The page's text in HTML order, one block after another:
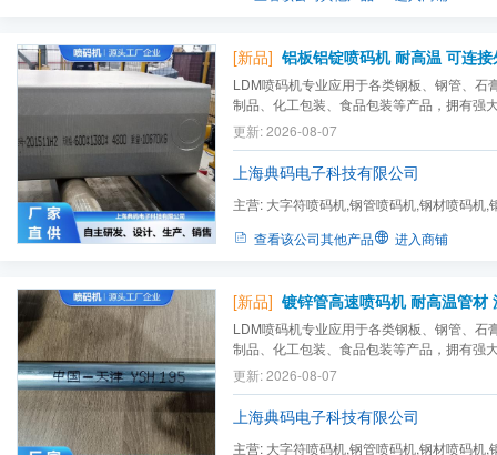
[新品] 铝板铝锭喷码机 耐高温 可连
LDM喷码机专业应用于各类钢板、钢管、石
制品、化工包装、食品包装等产品，拥有强
为用户提供好的喷码标识解决方案，一对一
产需求，针对于特殊的应用，可非标定制喷
更新: 2026-08-07
上海典码电子科技有限公司
主营: 大字符喷码机,钢管喷码机,钢材喷码机,
查看该公司其他产品 进入商铺
[新品]
LDM喷码机专业应用于各类钢板、钢管、石
制品、化工包装、食品包装等产品，拥有强
为用户提供好的喷码标识解决方案，一对一
产需求，针对于特殊的应用，可非标定制喷
更新: 2026-08-07
上海典码电子科技有限公司
主营: 大字符喷码机,钢管喷码机,钢材喷码机,